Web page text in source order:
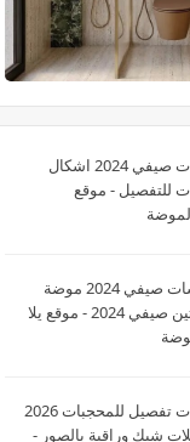
بلوزات صيفي 2024 اشكال
للتفصيل - موقع
دريسات صيفي 2024 موضة
فساتين صيفي 2024 - موقع يلا
بلوزات تفصيل للمحجبات 2026
شيك وراقية بالصور -